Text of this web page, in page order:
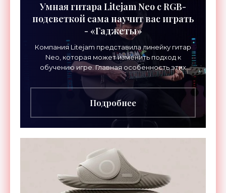
Умная гитара Litejam Neo с RGB-
подсветкой сама научит вас играть
- «Гаджеты»
Компания Litejam представила линейку гитар
Neo, которая может изменить подход к
обучению игре. Главная особенность этих
инструментов – встроенная RGB-подсветка
грифа. Светодиоды
Подробнее